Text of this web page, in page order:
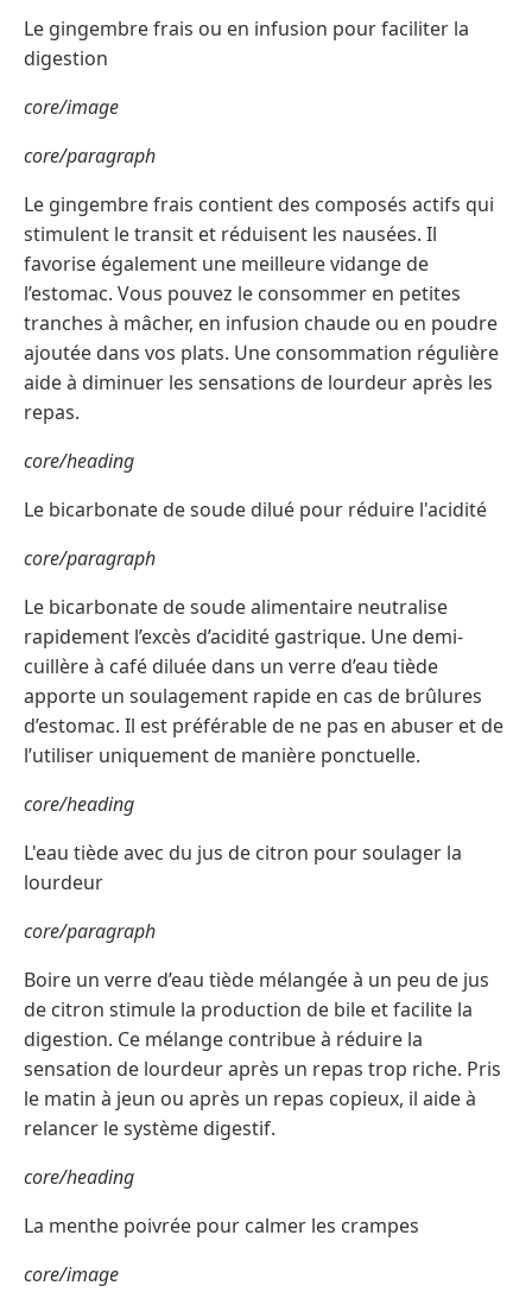
Le gingembre frais ou en infusion pour faciliter la
digestion
core/image
core/paragraph
Le gingembre frais contient des composés actifs qui
stimulent le transit et réduisent les nausées. Il
favorise également une meilleure vidange de
l’estomac. Vous pouvez le consommer en petites
tranches à mâcher, en infusion chaude ou en poudre
ajoutée dans vos plats. Une consommation régulière
aide à diminuer les sensations de lourdeur après les
repas.
core/heading
Le bicarbonate de soude dilué pour réduire l'acidité
core/paragraph
Le bicarbonate de soude alimentaire neutralise
rapidement l’excès d’acidité gastrique. Une demi-
cuillère à café diluée dans un verre d’eau tiède
apporte un soulagement rapide en cas de brûlures
d’estomac. Il est préférable de ne pas en abuser et de
l’utiliser uniquement de manière ponctuelle.
core/heading
L'eau tiède avec du jus de citron pour soulager la
lourdeur
core/paragraph
Boire un verre d’eau tiède mélangée à un peu de jus
de citron stimule la production de bile et facilite la
digestion. Ce mélange contribue à réduire la
sensation de lourdeur après un repas trop riche. Pris
le matin à jeun ou après un repas copieux, il aide à
relancer le système digestif.
core/heading
La menthe poivrée pour calmer les crampes
core/image